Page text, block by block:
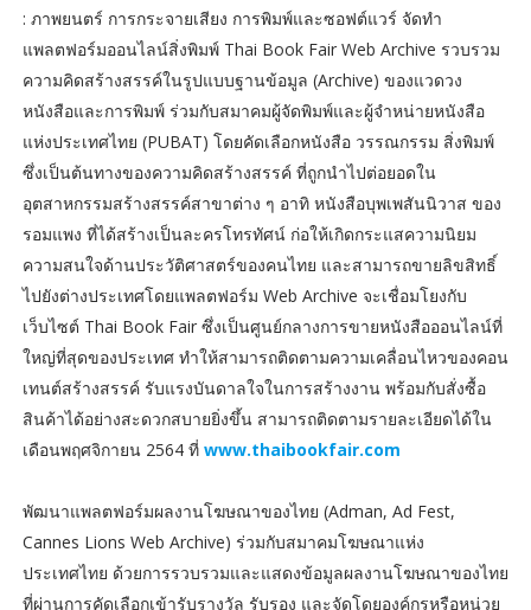
: ภาพยนตร์ การกระจายเสียง การพิมพ์และซอฟต์แวร์ จัดทำ
แพลตฟอร์มออนไลน์สิ่งพิมพ์ Thai Book Fair Web Archive รวบรวม
ความคิดสร้างสรรค์ในรูปแบบฐานข้อมูล (Archive) ของแวดวง
หนังสือและการพิมพ์ ร่วมกับสมาคมผู้จัดพิมพ์และผู้จำหน่ายหนังสือ
แห่งประเทศไทย (PUBAT) โดยคัดเลือกหนังสือ วรรณกรรม สิ่งพิมพ์
ซึ่งเป็นต้นทางของความคิดสร้างสรรค์ ที่ถูกนำไปต่อยอดใน
อุตสาหกรรมสร้างสรรค์สาขาต่าง ๆ อาทิ หนังสือบุพเพสันนิวาส ของ
รอมแพง ที่ได้สร้างเป็นละครโทรทัศน์ ก่อให้เกิดกระแสความนิยม
ความสนใจด้านประวัติศาสตร์ของคนไทย และสามารถขายลิขสิทธิ์
ไปยังต่างประเทศโดยแพลตฟอร์ม Web Archive จะเชื่อมโยงกับ
เว็บไซต์ Thai Book Fair ซึ่งเป็นศูนย์กลางการขายหนังสือออนไลน์ที่
ใหญ่ที่สุดของประเทศ ทำให้สามารถติดตามความเคลื่อนไหวของคอน
เทนต์สร้างสรรค์ รับแรงบันดาลใจในการสร้างงาน พร้อมกับสั่งซื้อ
สินค้าได้อย่างสะดวกสบายยิ่งขึ้น สามารถติดตามรายละเอียดได้ใน
เดือนพฤศจิกายน 2564 ที่ www.thaibookfair.com
พัฒนาแพลตฟอร์มผลงานโฆษณาของไทย (Adman, Ad Fest,
Cannes Lions Web Archive) ร่วมกับสมาคมโฆษณาแห่ง
ประเทศไทย ด้วยการรวบรวมและแสดงข้อมูลผลงานโฆษณาของไทย
ที่ผ่านการคัดเลือกเข้ารับรางวัล รับรอง และจัดโดยองค์กรหรือหน่วย